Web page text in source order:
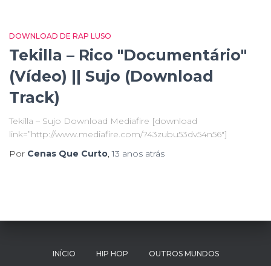
DOWNLOAD DE RAP LUSO
Tekilla – Rico "Documentário"
(Vídeo) || Sujo (Download
Track)
Tekilla – Sujo Download Mediafire [download
link=”http://www.mediafire.com/?43zubu53dv54n56″]
Por Cenas Que Curto,13 anos atrás
INÍCIO HIP HOP OUTROS MUNDOS